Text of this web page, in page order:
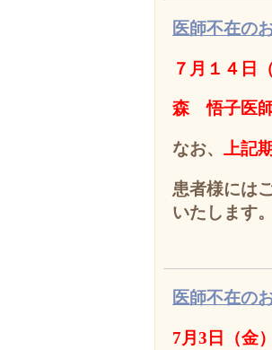
医師不在の
７月１４日
森 悟子医師
なお、 上記
患者様には
いたします。
医師不在の
7月3日（金）